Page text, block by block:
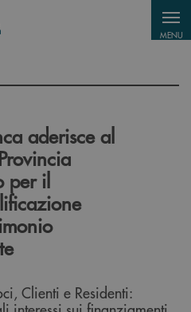
MENU
aderisce al
per il
Clienti e Residenti: